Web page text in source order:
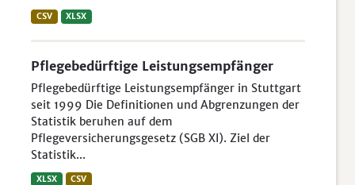
CSV XLSX
Pflegebedürftige Leistungsempfänger
Pflegebedürftige Leistungsempfänger in Stuttgart
seit 1999 Die Definitionen und Abgrenzungen der
Statistik beruhen auf dem
Pflegeversicherungsgesetz (SGB XI). Ziel der
Statistik...
XLSX CSV